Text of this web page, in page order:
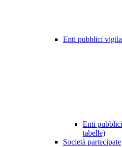
Enti pubblici
Enti
tabelle)
Società partecipate